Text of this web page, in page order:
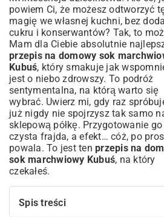
powiem Ci, że możesz odtworzyć
magię we własnej kuchni, bez
cukru i konserwantów? Tak, to
Mam dla Ciebie absolutnie
przepis na domowy sok
Kubuś, który smakuje jak
jest o niebo zdrowszy. To podróż
sentymentalna, na którą warto się
wybrać. Uwierz mi, gdy raz
już nigdy nie spojrzysz tak samo
sklepową półkę. Przygotowanie
czysta frajda, a efekt… cóż, po
powala. To jest ten przepis na
sok marchwiowy Kubuś, na który
czekałeś.
Spis treści